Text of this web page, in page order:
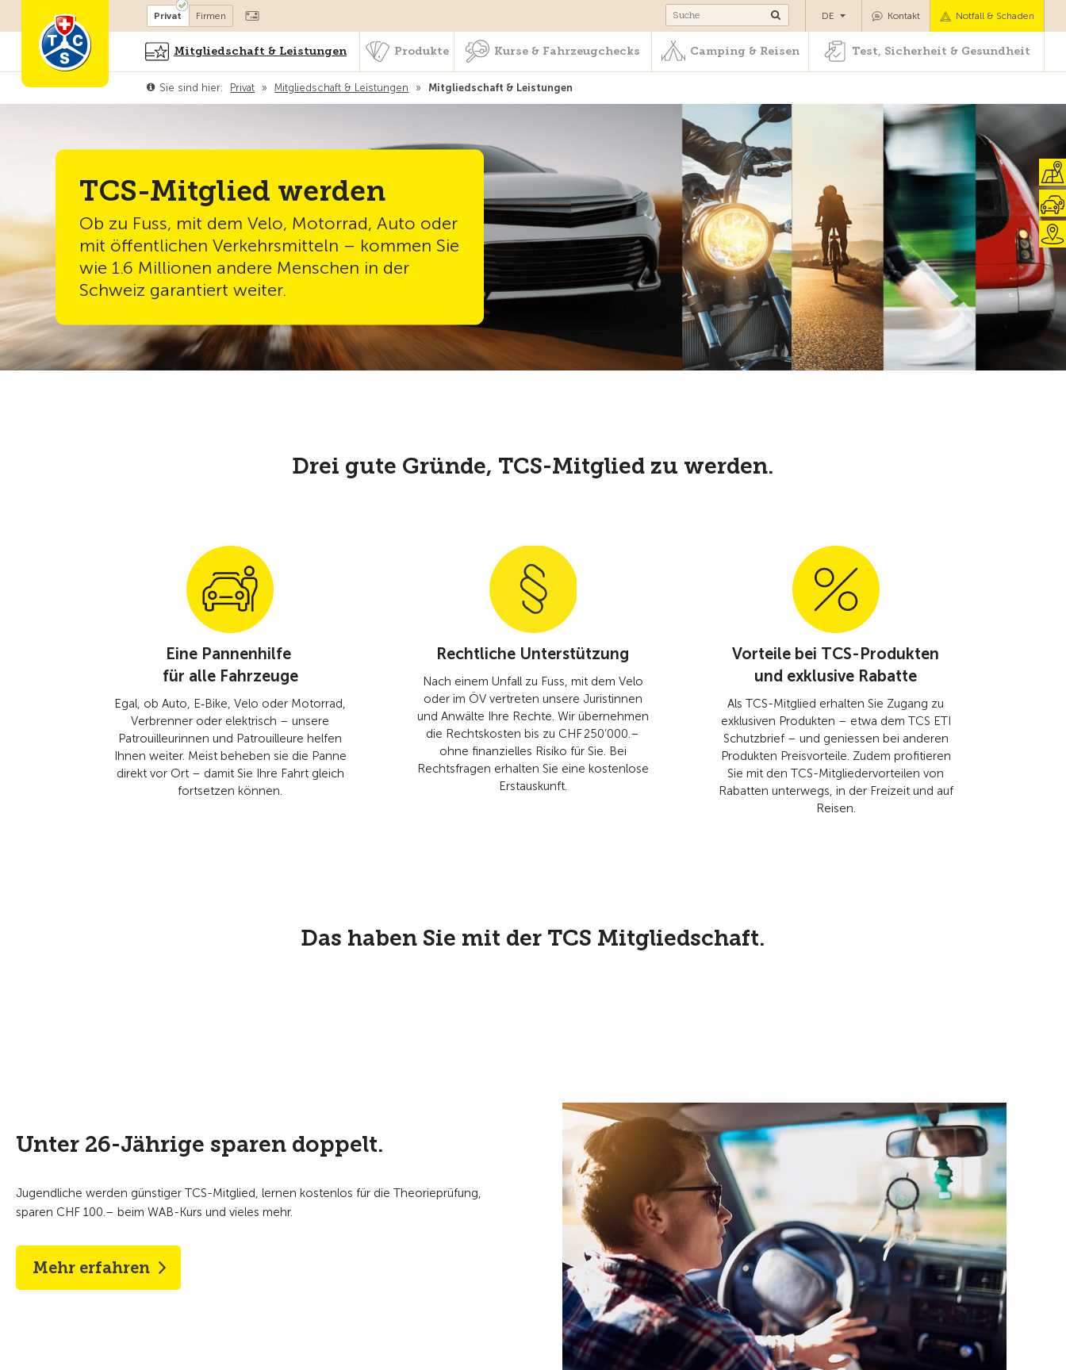
Mitglied werden Kurse & Fahrzeugchecks Camping & Reisen Test, Sicherheit & Gesundheit
Privat Firmen Kontakt Notfall & Schaden
DE
Mitgliedschaft & Leistungen Produkte Kurse & Fahrzeugchecks Camping & Reisen Test, Sicherheit & Gesundheit
Sie sind hier: Privat » Mitgliedschaft & Leistungen » Mitgliedschaft & Leistungen
TCS-Mitglied werden
Ob zu Fuss, mit dem Velo, Motorrad, Auto oder
mit öffentlichen Verkehrsmitteln – kommen Sie
wie 1.6 Millionen andere Menschen in der
Schweiz garantiert weiter.
Drei gute Gründe, TCS-Mitglied zu werden.
Eine Pannenhilfe
für alle Fahrzeuge
Egal, ob Auto, E‑Bike, Velo oder Motorrad,
Verbrenner oder elektrisch – unsere
Patrouilleurinnen und Patrouilleure helfen
Ihnen weiter. Meist beheben sie die Panne
direkt vor Ort – damit Sie Ihre Fahrt gleich
fortsetzen können.
Rechtliche Unterstützung
Nach einem Unfall zu Fuss, mit dem Velo
oder im ÖV vertreten unsere Juristinnen
und Anwälte Ihre Rechte. Wir übernehmen
die Rechtskosten bis zu CHF 250’000.–
ohne finanzielles Risiko für Sie. Bei
Rechtsfragen erhalten Sie eine kostenlose
Erstauskunft.
Vorteile bei TCS-Produkten
und exklusive Rabatte
Als TCS-Mitglied erhalten Sie Zugang zu
exklusiven Produkten – etwa dem TCS ETI
Schutzbrief – und geniessen bei anderen
Produkten Preisvorteile. Zudem profitieren
Sie mit den TCS-Mitgliedervorteilen von
Rabatten unterwegs, in der Freizeit und auf
Reisen.
Das haben Sie mit der TCS Mitgliedschaft.
Unter 26-Jährige sparen doppelt.
Jugendliche werden günstiger TCS-Mitglied, lernen kostenlos für die Theorieprüfung,
sparen CHF 100.– beim WAB-Kurs und vieles mehr.
Mehr erfahren